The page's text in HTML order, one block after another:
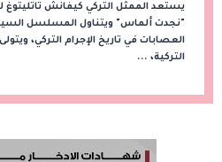
يستعد الممثل التركي كيفانش
"نجدت ألماس" ويتناول المسلسل
العصابات في تاريخ الإجرام التركي،
التركية، ...